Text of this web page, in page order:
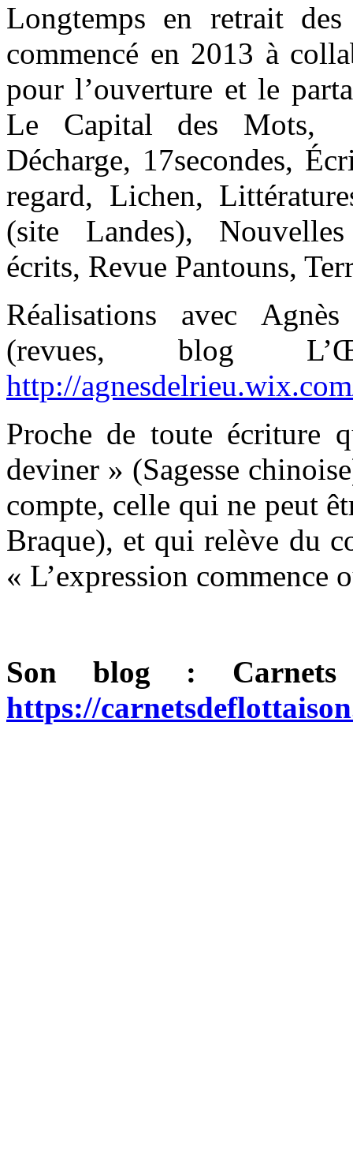
Longtemps en retrait
commencé en 2013 à
pour l’ouverture et le
Le Capital des Mots,
Décharge, 17secondes,
regard, Lichen,
(site Landes), Nouvelles
écrits, Revue Pantouns,
Réalisations avec
(revues, blog
http://
Proche de toute écriture
deviner » (Sagesse
compte, celle qui ne peut
Braque), et qui relève du
« L’expression commence
Son blog :
https://